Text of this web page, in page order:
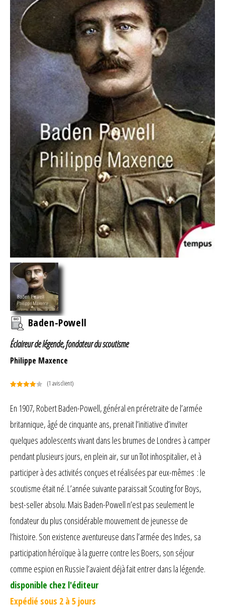
Baden-Powell
Éclaireur de légende, fondateur du scoutisme
Philippe Maxence
basé
sur
client
(1 avis client)
En 1907, Robert Baden-Powell, général en préretraite de l’armée
britannique, âgé de cinquante ans, prenait l’initiative d’inviter
quelques adolescents vivant dans les brumes de Londres à camper
pendant plusieurs jours, en plein air, sur un îlot inhospitalier, et à
participer à des activités conçues et réalisées par eux-mêmes : le
scoutisme était né. L’année suivante paraissait Scouting for Boys,
best-seller absolu. Mais Baden-Powell n’est pas seulement le
fondateur du plus considérable mouvement de jeunesse de
l’histoire. Son existence aventureuse dans l’armée des Indes, sa
participation héroïque à la guerre contre les Boers, son séjour
comme espion en Russie l’avaient déjà fait entrer dans la légende.
disponible chez l'éditeur
Expédié sous 2 à 5 jours